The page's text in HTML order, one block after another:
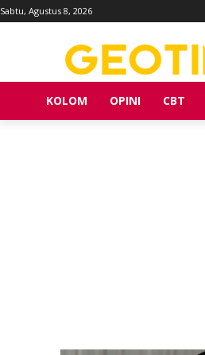
Sabtu, Agustus 8, 2026
KOLOM OPINI CBT